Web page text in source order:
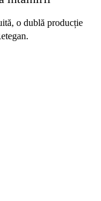
o dublă producție